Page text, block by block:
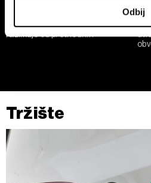
saglasnost u Deklaraciji o
Zajednički rukovaoci su HD-
Kolačiće u bilo kojem trenutku
klikom na „Prikaži detalje“.
trenutku opozvati bez negativnih
Odbij
Po čemu se tekući pad bitcoina
razlikuje od prethodnih
Tržište